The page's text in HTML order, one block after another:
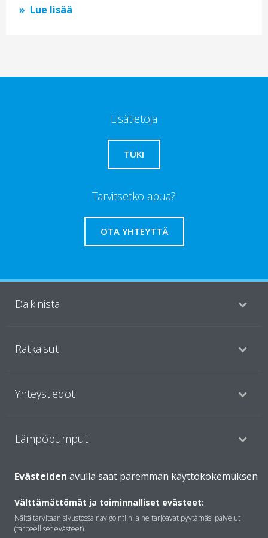
Lue lisää
Lisätietoja
TUKI
Tarvitsetko apua?
OTA YHTEYTTÄ
Daikinista
Ratkaisut
Yhteystiedot
Lämpöpumput
Copyright © Daikin
Lainmukainen ilmoitus
Evästeilmoitus
Tietosuojakäytäntö
Konsernin etiikka
Data Act
Evästeiden avulla saat paremman käyttökokemuksen
Välttämättömät ja toiminnalliset evästeet:
Näitä tarvitaan sivustossa navigointiin ja ne tarjoavat pyytämäsi palvelut
(tarpeelliset evästeet).